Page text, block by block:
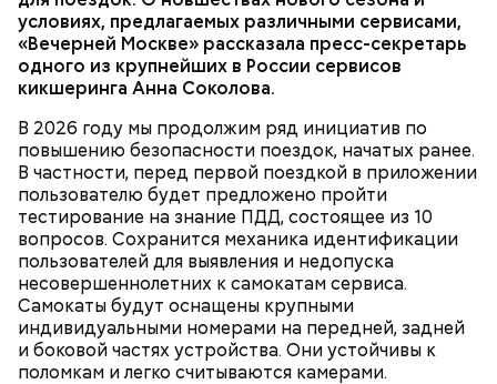
условиях, предлагаемых различными сервисами,
«Вечерней Москве» рассказала пресс-секретарь
одного из крупнейших в России сервисов
кикшеринга Анна Соколова.
В 2026 году мы продолжим ряд инициатив по
повышению безопасности поездок, начатых ранее.
В частности, перед первой поездкой в приложении
пользователю будет предложено пройти
тестирование на знание ПДД, состоящее из 10
вопросов. Сохранится механика идентификации
пользователей для выявления и недопуска
несовершеннолетних к самокатам сервиса.
Самокаты будут оснащены крупными
индивидуальными номерами на передней, задней
и боковой частях устройства. Они устойчивы к
поломкам и легко считываются камерами.
самокаты в Москве получат поворотные сигналы и
два дисплея для повышения удобства и
безопасности пользователей, а также всех
участников дорожного движения.
ТРАНСПОРТ ЦЕНЫ
АРЕНДА
САМОКАТЫ
МОСКВА
Тестирование в центре уже прошел робот
«Городовой». Руководитель направления по
взаимодействию с фондами и государственными
органами компании-разработчика Светлана
Сыртланова рассказала «Вечерней Москве», что он
создан для патрулирования и мониторинга как
открытых территорий, так и закрытых